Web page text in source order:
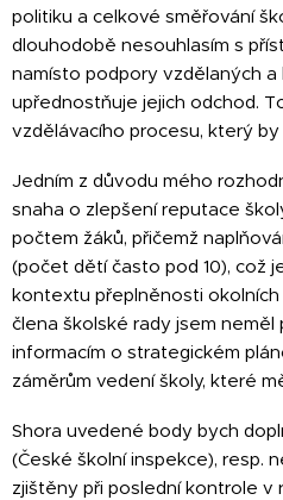
politiku a celkové směřování
dlouhodobě nesouhlasím s
namísto podpory vzdělaných
upřednostňuje jejich odchod.
vzdělávacího procesu, který
Jedním z důvodu mého
snaha o zlepšení reputace
počtem žáků, přičemž
(počet dětí často pod 10), což
kontextu přeplněnosti okolních
člena školské rady jsem neměl
informacím o strategickém
záměrům vedení školy, které
Shora uvedené body bych
(České školní inspekce), resp.
zjištěny při poslední kontrole v